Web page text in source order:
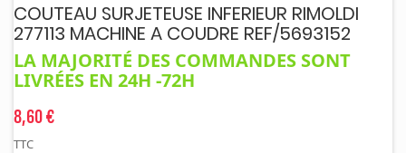
COUTEAU SURJETEUSE INFERIEUR RIMOLDI
277113 MACHINE A COUDRE REF/5693152
LA MAJORITÉ DES COMMANDES SONT
LIVRÉES EN 24H -72H
8,60 €
TTC